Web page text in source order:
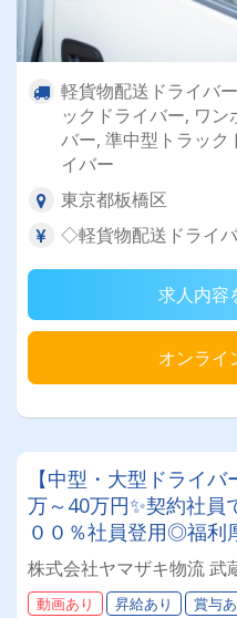
軽貨物配送ドライバ
ックドライバー, ワ
バー, 準中型トラック
イバー
東京都板橋区
◇軽貨物配送ドラ
求人内容
オンライ
【中型・大型ドライ
万～40万円✨契約社員
００％社員登用◎福利
豊富★年間休日１１３
パングループで安定勤
株式会社ヤマザキ物流 武
動画あり 昇給あり 賞与